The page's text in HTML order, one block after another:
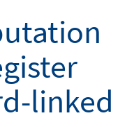
linked